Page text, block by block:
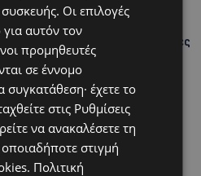
Πάνω από 8.000 υπογραφές
– Ζητούν γραπτή
Ξανανοίγει η πισίνα του
για κατοίκους και
Οι επιλογές
αυτόν τον
προμηθευτές
σε έννομο
συγκατάθεση· έχετε το
στις Ρυθμίσεις
να ανακαλέσετε τη
στιγμή
. Πολιτική